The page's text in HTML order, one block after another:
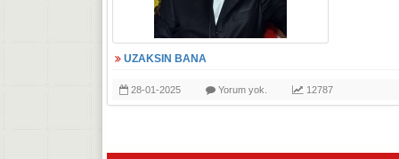
UZAKSIN BANA
28-01-2025 Yorum yok. 12787